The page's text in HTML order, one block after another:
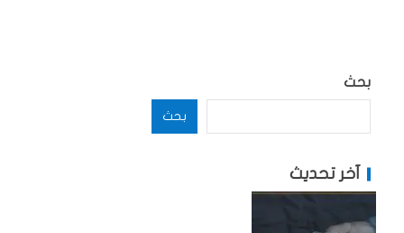
بحث
بحث
آخر تحديث